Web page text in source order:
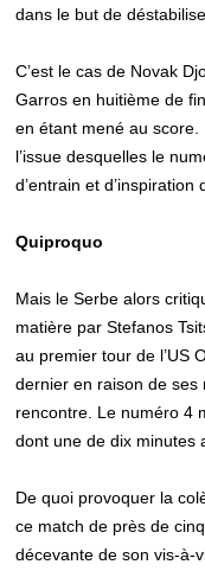
dans le but de
C’est le cas de Novak
Garros en huitième de
en étant mené au score.
l’issue desquelles le
d’entrain et
Quiproquo
Mais le Serbe alors
matière par Stefanos
au premier tour de l’US
dernier en raison de ses
rencontre. Le numéro 4
dont une de dix minutes
De quoi provoquer la
ce match de près de
décevante de son vis-à-